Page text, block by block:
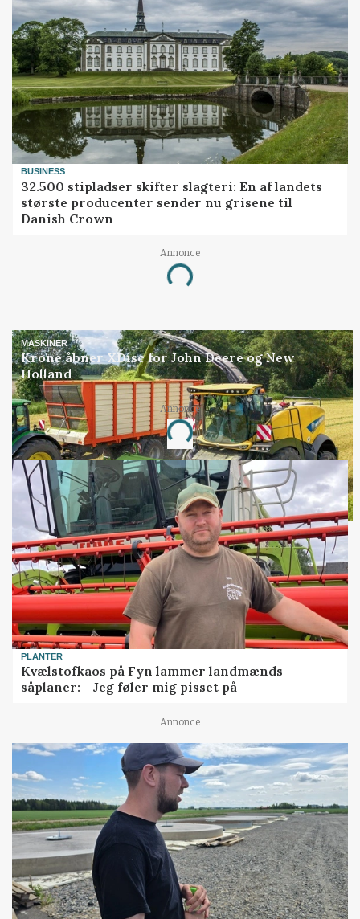
BUSINESS
32.500 stipladser skifter slagteri: En af landets
største producenter sender nu grisene til
Danish Crown
Annonce
Loading...
MASKINER
Krone åbner XDisc for John Deere og New
Holland
Annonce
Loading...
PLANTER
Kvælstofkaos på Fyn lammer landmænds
såplaner: - Jeg føler mig pisset på
Annonce